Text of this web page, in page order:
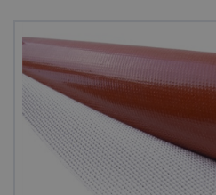
Dopravníkové pásy a montáž
Zlepšení pracovního prostředí
Další pryžové a plastové výrobky